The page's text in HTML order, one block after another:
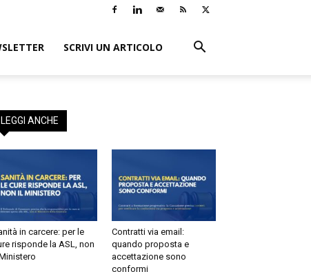
SCRIVI UN ARTICOLO
LEGGI ANCHE
in carcere: per le
risponde la ASL, non
Contratti via email:
quando proposta e
accettazione sono
conformi